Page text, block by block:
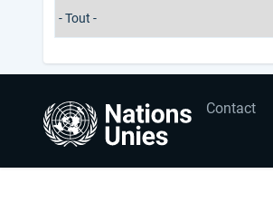
Footer
Contact
User
account